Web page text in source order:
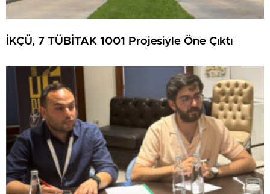
İKÇÜ, 7 TÜBİTAK 1001 Projesiyle Öne Çıktı